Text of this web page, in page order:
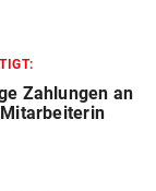
Zahlungen an